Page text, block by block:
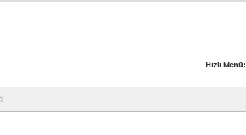
Hızlı Menü: